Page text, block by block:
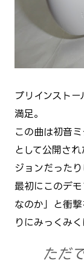
プリインスト
満足。
この曲は初音
として公開され
ジョンだったり
最初にこのデ
なのか」と衝
りにみっくみく
ただ